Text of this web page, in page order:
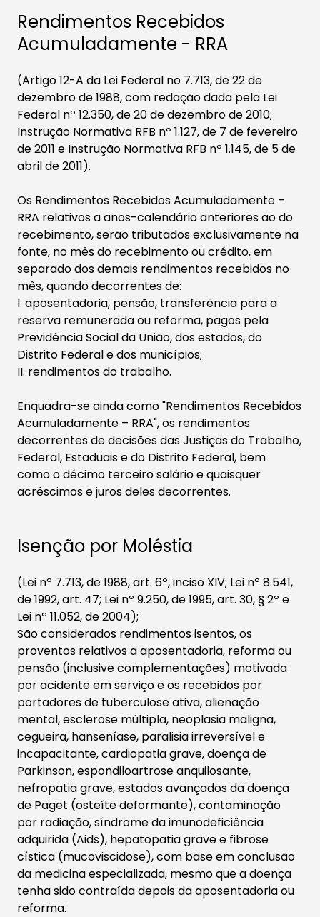
Rendimentos Recebidos
Acumuladamente - RRA
(Artigo 12-A da Lei Federal no 7.713, de 22 de
dezembro de 1988, com redação dada pela Lei
Federal nº 12.350, de 20 de dezembro de 2010;
Instrução Normativa RFB nº 1.127, de 7 de fevereiro
de 2011 e Instrução Normativa RFB nº 1.145, de 5 de
abril de 2011).
Os Rendimentos Recebidos Acumuladamente –
RRA relativos a anos-calendário anteriores ao do
recebimento, serão tributados exclusivamente na
fonte, no mês do recebimento ou crédito, em
separado dos demais rendimentos recebidos no
mês, quando decorrentes de:
I. aposentadoria, pensão, transferência para a
reserva remunerada ou reforma, pagos pela
Previdência Social da União, dos estados, do
Distrito Federal e dos municípios;
II. rendimentos do trabalho.
Enquadra-se ainda como "Rendimentos Recebidos
Acumuladamente – RRA", os rendimentos
decorrentes de decisões das Justiças do Trabalho,
Federal, Estaduais e do Distrito Federal, bem
como ​o décimo terceiro salário e quaisquer
acréscimos e juros deles decorrentes.
Isenção por Moléstia
(Lei nº 7.713, de 1988, art. 6º, inciso XIV; Lei nº 8.541,
de 1992, art. 47; Lei nº 9.250, de 1995, art. 30, § 2º e
Lei nº 11.052, de 2004);
São considerados rendimentos isentos, os
proventos relativos a aposentadoria, reforma ou
pensão (inclusive complementações) motivada
por acidente em serviço e os recebidos por
portadores de tuberculose ativa, alienação
mental, esclerose múltipla, neoplasia maligna,
cegueira, hanseníase, paralisia irreversível e
incapacitante, cardiopatia grave, doença de
Parkinson, espondiloartrose anquilosante,
nefropatia grave, estados avançados da doença
de Paget (osteíte deformante), contaminação
por radiação, síndrome da imunodeficiência
adquirida (Aids), hepatopatia grave e fibrose
cística (mucoviscidose), com base em conclusão
da medicina especializada, mesmo que a doença
tenha sido contraída depois da aposentadoria ou
reforma.​